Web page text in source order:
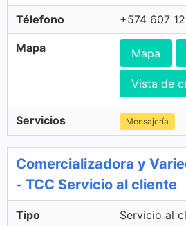
Télefono +574 607
Mapa Mapa
Vista de
Servicios Mensajería
Comercializadora y
- TCC Servicio al cliente
Tipo Servicio al